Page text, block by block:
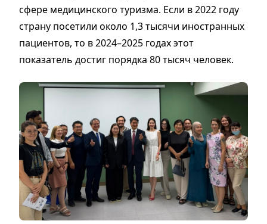
сфере медицинского туризма. Если в 2022 году
страну посетили около 1,3 тысячи иностранных
пациентов, то в 2024–2025 годах этот
показатель достиг порядка 80 тысяч человек.